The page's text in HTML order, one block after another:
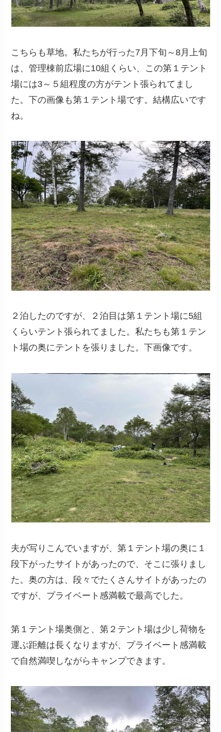
こちらも草地。私たちが行った7月下旬～8月上旬
は、管理棟前広場に10組くらい、この第１テント
場には3～５組程度の方がテント張られてまし
た。下の画像も第１テント場です。結構広いです
ね。
２泊したのですが、２泊目は第１テント場に5組
くらいテント張られてました。私たちも第１テン
ト場の奥にテントを張りました。下画像です。
夫が写りこんでいますが、第１テント場の奥に１
段下がったサイトがあったので、そこに張りまし
た。奥の方は、段々でたくさんサイトがあったの
ですが、プライベート感満載で最高でした。
第１テント場奥側と、第２テント場は少し荷物を
運ぶ距離は長くなりますが、プライベート感満載
で自然満喫しながらキャンプできます。